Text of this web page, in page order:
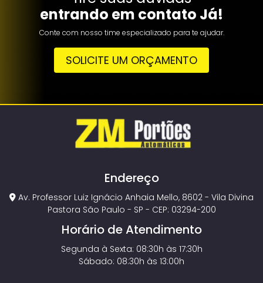
entrando em contato Já!
Conte com nosso time especializado para te ajudar.
SOLICITE UM ORÇAMENTO
Endereço
Av. Professor Luiz Ignácio Anhaia Mello, 8602 - Vila Divina
Pastora São Paulo - SP - CEP: 03294-200
Horário de Atendimento
Segunda à Sexta: 08:30h às 17:30h
Sábado: 08:30h às 13:00h